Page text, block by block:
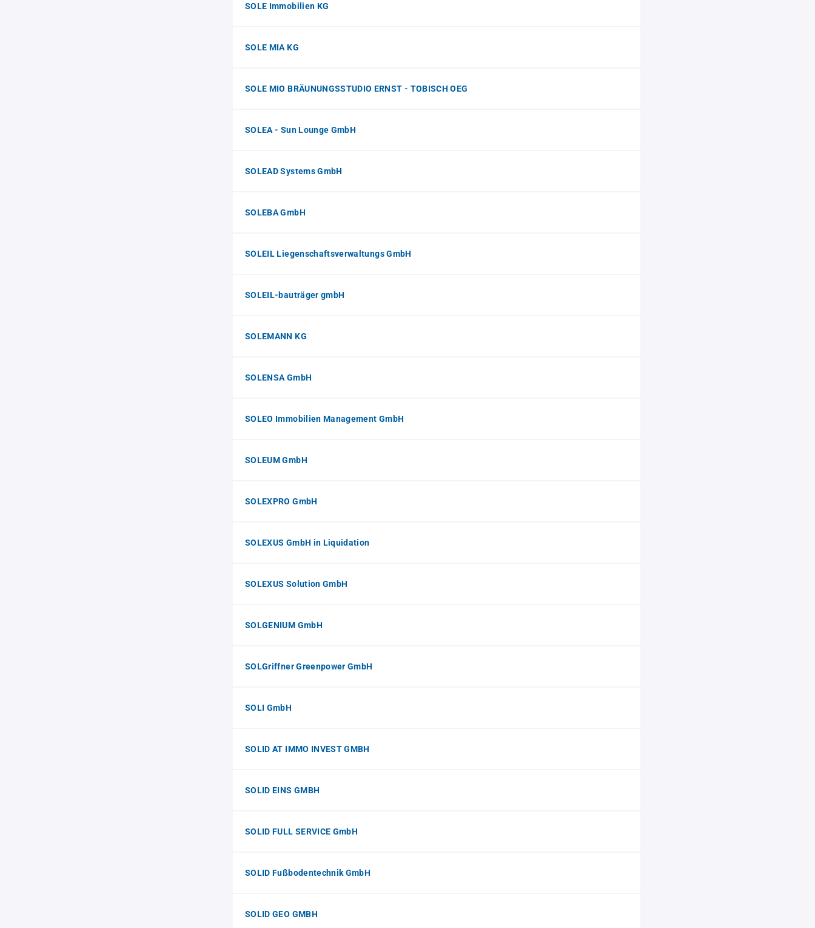
SOLE Immobilien KG
SOLE MIA KG
SOLE MIO BRÄUNUNGSSTUDIO ERNST - TOBISCH OEG
SOLEA - Sun Lounge GmbH
SOLEAD Systems GmbH
SOLEBA GmbH
SOLEIL Liegenschaftsverwaltungs GmbH
SOLEIL-bauträger gmbH
SOLEMANN KG
SOLENSA GmbH
SOLEO Immobilien Management GmbH
SOLEUM GmbH
SOLEXPRO GmbH
SOLEXUS GmbH in Liquidation
SOLEXUS Solution GmbH
SOLGENIUM GmbH
SOLGriffner Greenpower GmbH
SOLI GmbH
SOLID AT IMMO INVEST GMBH
SOLID EINS GMBH
SOLID FULL SERVICE GmbH
SOLID Fußbodentechnik GmbH
SOLID GEO GMBH